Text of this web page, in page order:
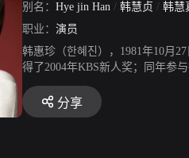
别名： Hye jin Han / 韩慧贞 / 韩慧
职业： 演员
韩惠珍（한혜진），1981年10月
得了2004年KBS新人奖；同年参
演电视剧《泰勒瓦》。2010年，
症》、电影《26年》。2013年，
3年7月，与韩国男足球国脚寄诚
分享